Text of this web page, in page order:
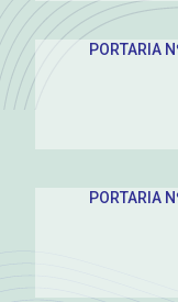
PORTARIA
PORTARIA